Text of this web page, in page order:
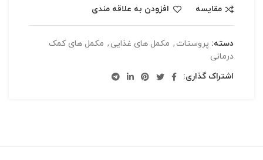
مقایسه
افزودن به علاقه مندی
دسته: پروستات , مکمل های غذایی , مکمل های کمک
درمانی
اشتراک گذاری: